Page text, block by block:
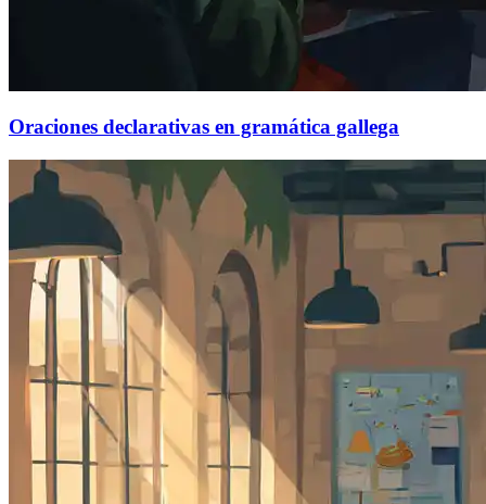
Oraciones declarativas en gramática gallega